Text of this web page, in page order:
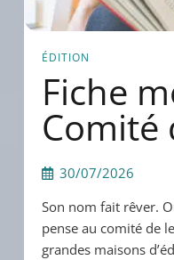
ÉDITION
Fiche
Comité
30/07/2026
Son nom fait rêver.
pense au comité de
grandes maisons